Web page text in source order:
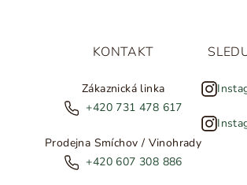
KONTAKT
Zákaznická linka
+420 731 478 617
Prodejna Smíchov / Vinohrady
+420 607 308 886